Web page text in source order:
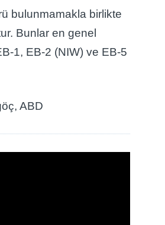
bulunmamakla birlikte
Bunlar en genel
1, EB-2 (NIW) ve EB-5
ABD